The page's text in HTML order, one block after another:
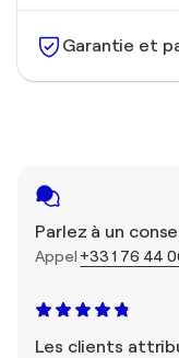
Garantie et
Parlez à un
Appel +33 1 76 44
Les clients